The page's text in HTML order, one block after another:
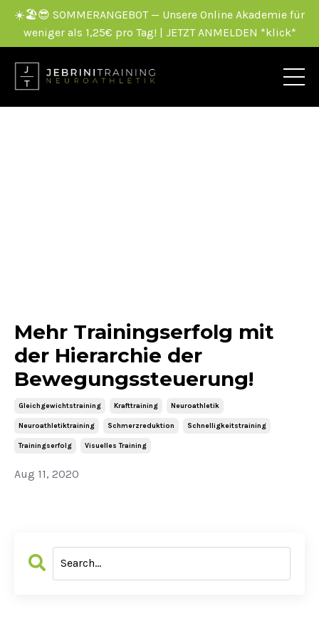
☀️🏖️😎 SOMMERANGEBOT — Unsere Online Akademie für
weniger als 1,25€ pro Tag! | JETZT ANMELDEN *klick*
Mehr Trainingserfolg mit
der Hierarchie der
Bewegungssteuerung!
Gleichgewichtstraining Krafttraining Neuroathletik
Neuroathletiktraining Schmerzreduktion Schnelligkeitstraining
Trainingserfolg Visuelles Training
Aug 11, 2020